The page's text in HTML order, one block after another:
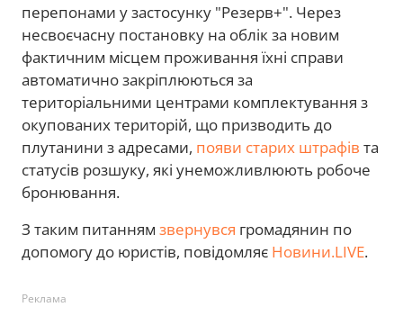
перепонами у застосунку "Резерв+". Через
несвоєчасну постановку на облік за новим
фактичним місцем проживання їхні справи
автоматично закріплюються за
територіальними центрами комплектування з
окупованих територій, що призводить до
плутанини з адресами, появи старих штрафів та
статусів розшуку, які унеможливлюють робоче
бронювання.
З таким питанням звернувся громадянин по
допомогу до юристів, повідомляє Новини.LIVE.
Реклама